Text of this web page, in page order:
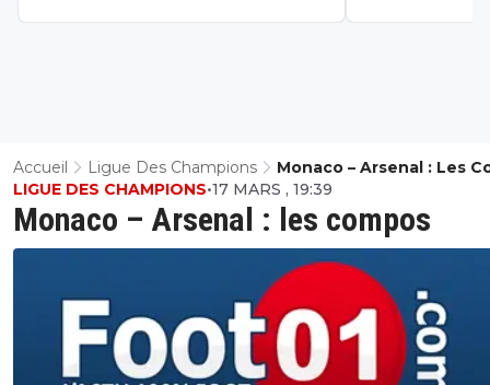
Accueil Ligue Des Champions Monaco – Arsenal : Les
Monaco – Arsenal : les compos
LIGUE DES CHAMPIONS•17 MARS , 19:39